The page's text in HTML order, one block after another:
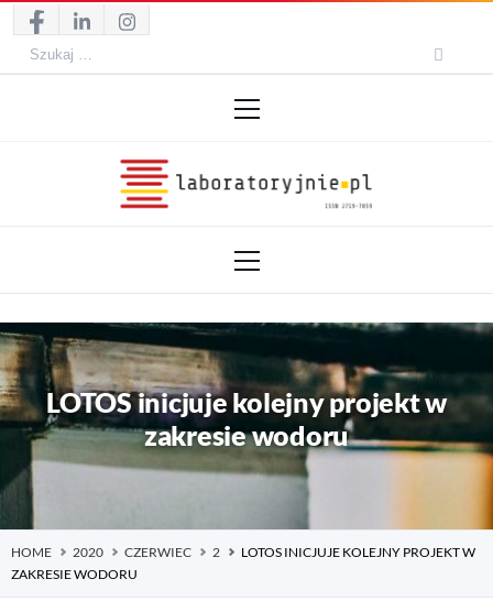
Skip
content
Szukaj:
Menu2
Laboratoryjnie.pl
News, wydarzenia, konferencje, informacje, akredytacja.
Menu
LOTOS inicjuje kolejny projekt w
zakresie wodoru
HOME 2020 CZERWIEC 2
LOTOS INICJUJE KOLEJNY PROJEKT W
ZAKRESIE WODORU